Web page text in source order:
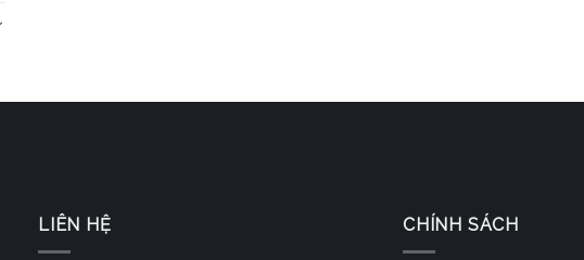
LIÊN HỆ CHÍNH SÁCH